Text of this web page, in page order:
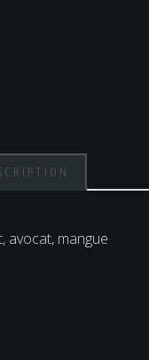
avocat, mangue